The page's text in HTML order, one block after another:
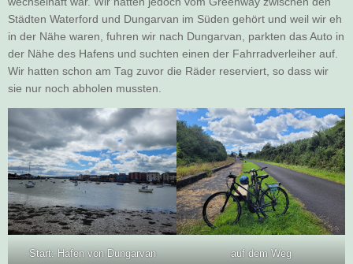
Städten Waterford und Dungarvan im Süden gehört und weil wir eh
in der Nähe waren, fuhren wir nach Dungarvan, parkten das Auto in
der Nähe des Hafens und suchten einen der Fahrradverleiher auf.
Wir hatten schon am Tag zuvor die Räder reserviert, so dass wir
sie nur noch abholen mussten.
Start: Hafen von Dungarvan auf dem Weg